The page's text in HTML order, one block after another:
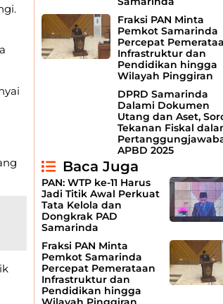
Fraksi PAN Minta
Pemkot Samarinda
Percepat
Infrastruktur dan
Pendidikan hingga
Wilayah Pinggiran
DPRD Samarinda
Dalami Dokumen
Utang dan Aset,
Tekanan Fiskal
APBD 2025
Baca Juga
PAN: WTP ke-11 Harus
Jadi Titik Awal Perkuat
Tata Kelola dan
Dongkrak PAD
Samarinda
Fraksi PAN Minta
Pemkot Samarinda
Percepat Pemerataan
Infrastruktur dan
Pendidikan hingga